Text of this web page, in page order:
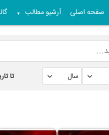
صفحه اصلی آرشیو مطالب ▼
تا